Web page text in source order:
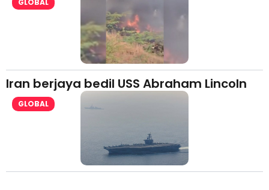
GLOBAL
Iran berjaya bedil USS Abraham Lincoln
GLOBAL